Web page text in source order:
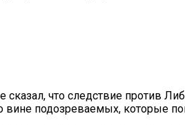
сказал, что следствие против
вине подозреваемых, которые